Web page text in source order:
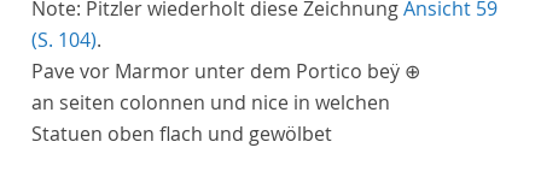
Note: Pitzler wiederholt diese ZeichnungAnsicht 59
(S. 104).
Pavevor Marmor unter dem Portico beÿ ⊕
an seiten colonnen und nice in welchen
Statuen oben flach und gewölbet